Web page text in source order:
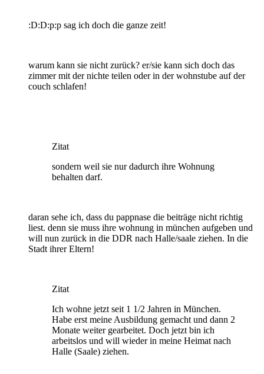
:D:D:p:p sag ich doch die ganze zeit!
warum kann sie nicht zurück? er/sie kann sich doch das
zimmer mit der nichte teilen oder in der wohnstube auf der
couch schlafen!
Zitat
sondern weil sie nur dadurch ihre Wohnung
behalten darf.
daran sehe ich, dass du pappnase die beiträge nicht richtig
liest. denn sie muss ihre wohnung in münchen aufgeben und
will nun zurück in die DDR nach Halle/saale ziehen. In die
Stadt ihrer Eltern!
Zitat
Ich wohne jetzt seit 1 1/2 Jahren in München.
Habe erst meine Ausbildung gemacht und dann 2
Monate weiter gearbeitet. Doch jetzt bin ich
arbeitslos und will wieder in meine Heimat nach
Halle (Saale) ziehen.